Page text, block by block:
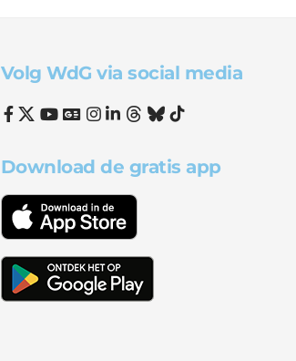
Volg WdG via social media
Download de gratis app